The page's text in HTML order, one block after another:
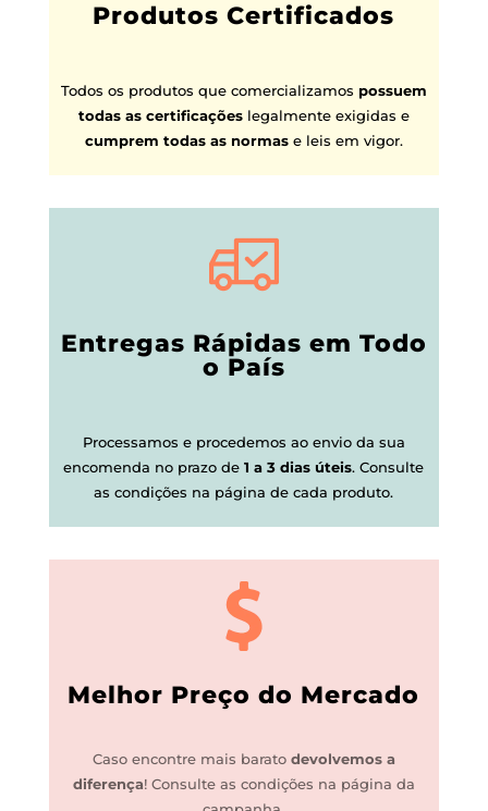
Produtos Certificados
Todos os produtos que comercializamos possuem
todas as certificaçõeslegalmente exigidas e
cumprem todas as normase leis em vigor.
Entregas Rápidas em Todo
o País
Processamos e procedemos ao envio da sua
encomenda no prazo de1 a 3 dias úteis.Consulte
as condições na página de cada produto.
Melhor Preço do Mercado
Caso encontre mais barato devolvemos a
diferença! Consulte as condições na página da